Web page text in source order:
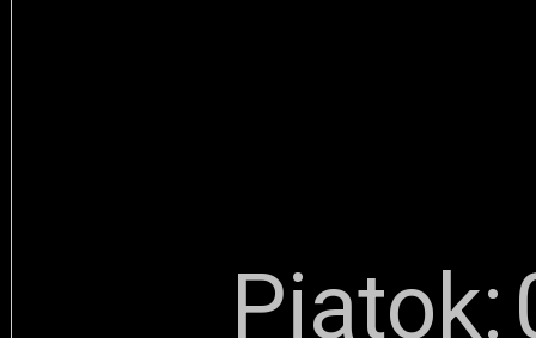
Piatok: